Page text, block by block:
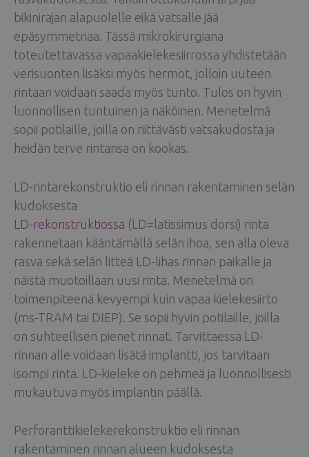
bikinirajan alapuolelle eikä vatsalle jää
epäsymmetriaa. Tässä mikrokirurgiana
toteutettavassa vapaakielekesiirrossa yhdistetään
verisuonten lisäksi myös hermot, jolloin uuteen
rintaan voidaan saada myös tunto. Tulos on hyvin
luonnollisen tuntuinen ja näköinen. Menetelmä
sopii potilaille, joilla on riittävästi vatsakudosta ja
heidän terve rintansa on kookas.
LD-rintarekonstruktio eli rinnan rakentaminen selän
kudoksesta
LD-rekonstruktiossa (LD=latissimus dorsi) rinta
rakennetaan kääntämällä selän ihoa, sen alla oleva
rasva sekä selän litteä LD-lihas rinnan paikalle ja
näistä muotoillaan uusi rinta. Menetelmä on
toimenpiteenä kevyempi kuin vapaa kielekesiirto
(ms-TRAM tai DIEP). Se sopii hyvin potilaille, joilla
on suhteellisen pienet rinnat. Tarvittaessa LD-
rinnan alle voidaan lisätä implantti, jos tarvitaan
isompi rinta. LD-kieleke on pehmeä ja luonnollisesti
mukautuva myös implantin päällä.
Perforanttikielekerekonstruktio eli rinnan
rakentaminen rinnan alueen kudoksesta